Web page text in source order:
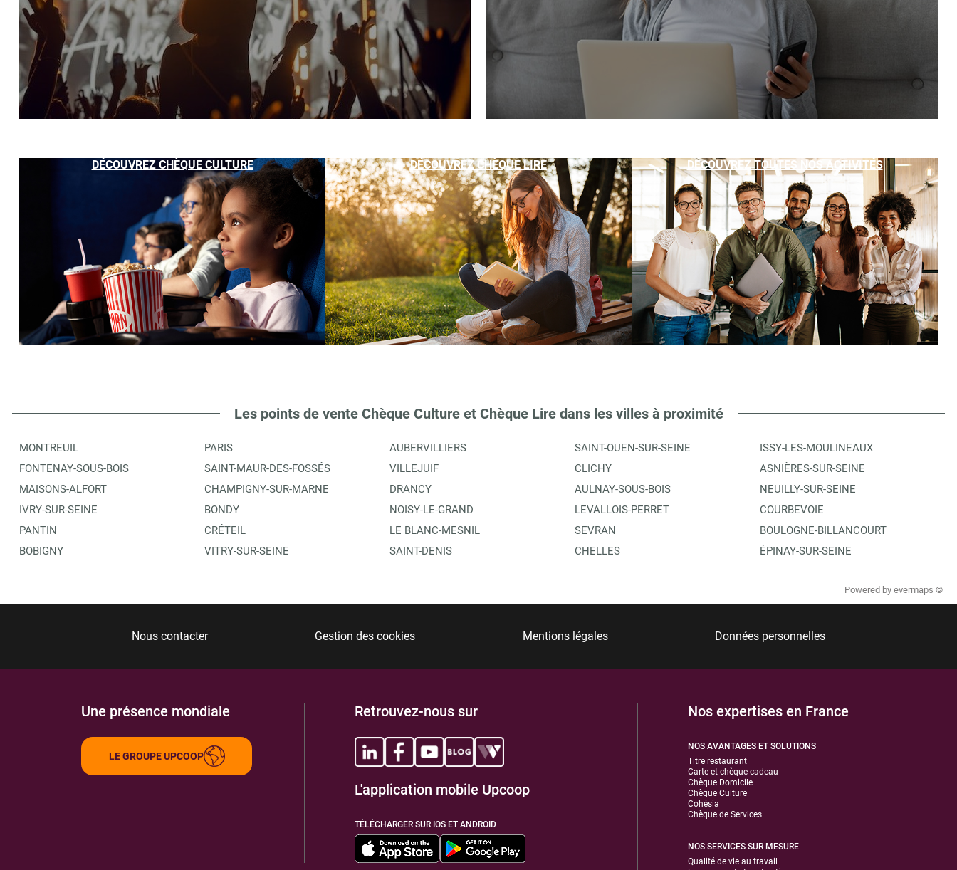
DÉCOUVREZ CHÈQUE CULTURE DÉCOUVREZ CHÈQUE LIRE DÉCOUVREZ TOUTES NOS ACTIVITÉS
Les points de vente Chèque Culture et Chèque Lire dans les villes à proximité
MONTREUIL
FONTENAY-SOUS-BOIS
MAISONS-ALFORT
IVRY-SUR-SEINE
PANTIN
BOBIGNY
PARIS
SAINT-MAUR-DES-FOSSÉS
CHAMPIGNY-SUR-MARNE
BONDY
CRÉTEIL
VITRY-SUR-SEINE
AUBERVILLIERS
VILLEJUIF
DRANCY
NOISY-LE-GRAND
LE BLANC-MESNIL
SAINT-DENIS
SAINT-OUEN-SUR-SEINE
CLICHY
AULNAY-SOUS-BOIS
LEVALLOIS-PERRET
SEVRAN
CHELLES
ISSY-LES-MOULINEAUX
ASNIÈRES-SUR-SEINE
NEUILLY-SUR-SEINE
COURBEVOIE
BOULOGNE-BILLANCOURT
ÉPINAY-SUR-SEINE
Powered by evermaps ©
Nous contacter Gestion des cookies Mentions légales Données personnelles
Une présence mondiale
LE GROUPE UPCOOP
Retrouvez-nous sur
L'application mobile Upcoop
TÉLÉCHARGER SUR IOS ET ANDROID
Nos expertises en France
NOS AVANTAGES ET SOLUTIONS
Titre restaurant
Carte et chèque cadeau
Chèque Domicile
Chèque Culture
Cohésia
Chèque de Services
NOS SERVICES SUR MESURE
Qualité de vie au travail